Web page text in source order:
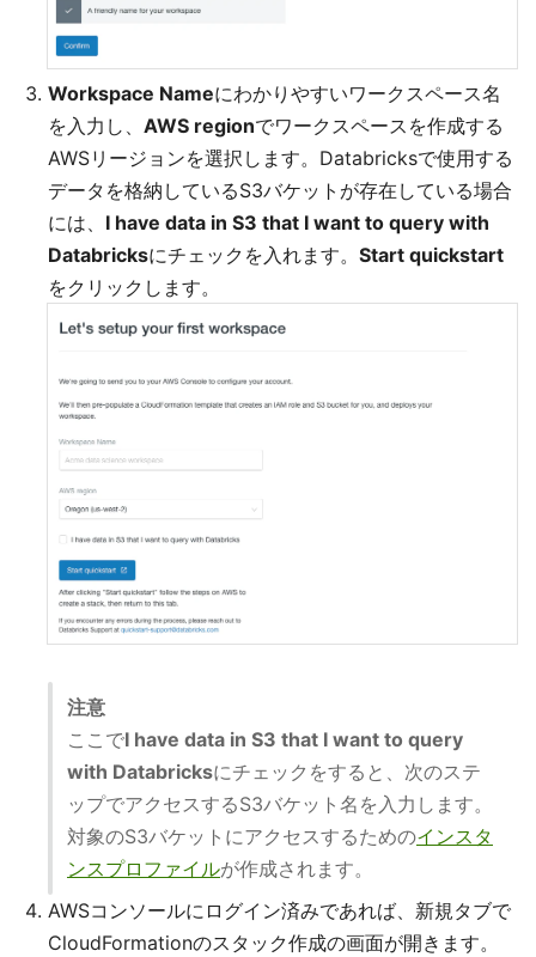
Workspace Nameにわかりやすいワークスペース名
を入力し、 AWS regionでワークスペースを作成する
AWSリージョンを選択します。Databricksで使用する
データを格納しているS3バケットが存在している場合
には、 I have data in S3 that I want to query with
Databricksにチェックを入れます。 Start quickstart
をクリックします。
注意
ここでI have data in S3 that I want to query
with Databricksにチェックをすると、次のステ
ップでアクセスするS3バケット名を入力します。
対象のS3バケットにアクセスするためのインスタ
ンスプロファイルが作成されます。
AWSコンソールにログイン済みであれば、新規タブで
CloudFormationのスタック作成の画面が開きます。